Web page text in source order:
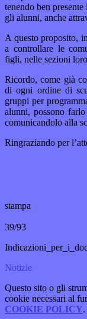
tenendo ben
gli alunni, anche
A questo proposito,
a controllare le
figli, nelle sezioni
Ricordo, come già
di ogni ordine di
gruppi per
alunni, possono
comunicandolo alla
Ringraziando per
Il
Firma
stampa
ai sensi
39/93
Notizie
Questo sito o gli
cookie necessari al
COOKIE POLICY.